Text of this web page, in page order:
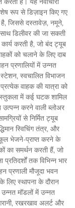
रूप से डिज़ाइन किए गए
है, जिससे दस्तावेज़, नमूने,
डिलीवर की जा सकती
करती है, जो बंद ट्यूब
को चलाने के लिए दाब
प्रणालियों में उन्नत
स्वचालित विभाजन
वाहक की यात्रा को
में कई घटक शामिल
करने वाली ब्लोअर
से निर्मित ट्यूब
स्विचिंग तंत्र, और
भेजने-प्राप्त करने के
का समर्थन करती हैं, जो
तक विभिन्न भार
प्रणाली मौजूदा भवन
स्थापना के दौरान
मॉडलों में उन्नत
रखरखाव अलर्ट और